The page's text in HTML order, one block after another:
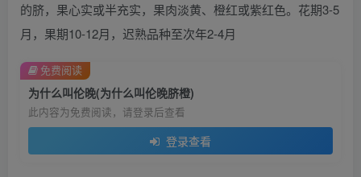
的脐，果心实或半充实，果肉淡黄、橙红或紫红色。花期3-5
月，果期10-12月，迟熟品种至次年2-4月
为什么叫伦晚(为什么叫伦晚脐橙)
此内容为免费阅读，请登录后查看
登录查看
免费阅读